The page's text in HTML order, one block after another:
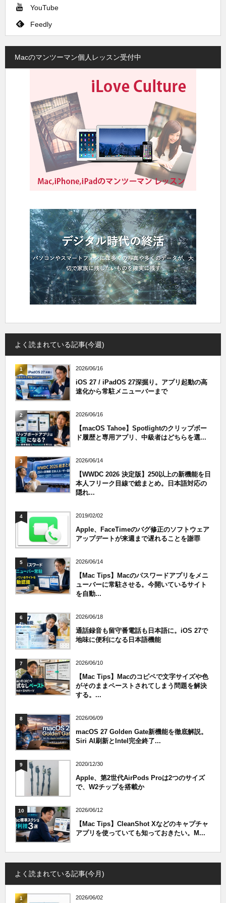
YouTube
Feedly
Macのマンツーマン個人レッスン受付中
よく読まれている記事(今週)
1 2026/06/16
iOS 27 / iPadOS 27深掘り。アプリ起動の高
速化から常駐メニューバーまで
2 2026/06/16
【macOS Tahoe】Spotlightのクリップボー
ド履歴と専用アプリ、中級者はどちらを選...
3 2026/06/14
【WWDC 2026 決定版】250以上の新機能を日
本人フリーク目線で総まとめ。日本語対応の
隠れ...
4 2019/02/02
Apple、FaceTimeのバグ修正のソフトウェア
アップデートが来週まで遅れることを謝罪
5 2026/06/14
【Mac Tips】Macのパスワードアプリをメニ
ューバーに常駐させる。今開いているサイト
を自動...
6 2026/06/18
通話録音も留守番電話も日本語に。iOS 27で
地味に便利になる日本語機能
7 2026/06/10
【Mac Tips】Macのコピペで文字サイズや色
がそのままペーストされてしまう問題を解決
する。...
8 2026/06/09
macOS 27 Golden Gate新機能を徹底解説。
Siri AI刷新とIntel完全終了...
9 2020/12/30
Apple、第2世代AirPods Proは2つのサイズ
で、W2チップを搭載か
10 2026/06/12
【Mac Tips】CleanShot Xなどのキャプチャ
アプリを使っていても知っておきたい。M...
よく読まれている記事(今月)
1 2026/06/02